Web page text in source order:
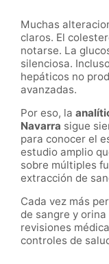
Muchas
claros. El
notarse. La
silenciosa.
hepáticos no
avanzadas.
Por eso, la
Navarra sigue
para conocer el
estudio amplio
sobre múltiples
extracción de
Cada vez más
de sangre y
revisiones
controles de